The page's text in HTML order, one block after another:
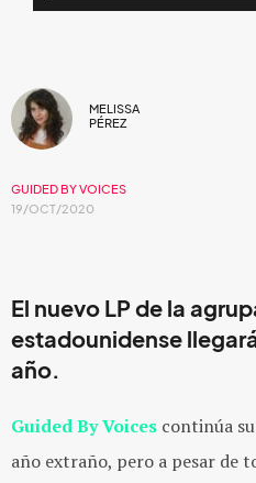
MELISSA
PÉREZ
GUIDED BY VOICES
19/OCT/2020
El nuevo LP de la
estadounidense
año.
Guided By Voices continúa
año extraño, pero a pesar de